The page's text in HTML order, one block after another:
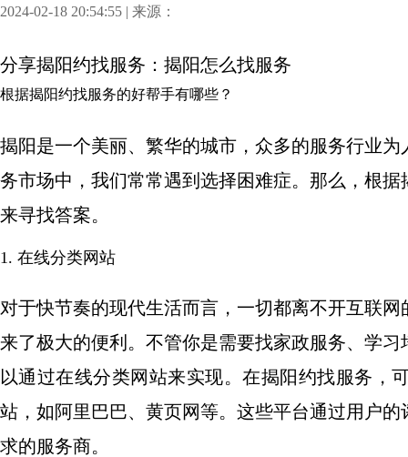
2024-02-18 20:54:55 | 来源：
分享揭阳约找服务：揭阳怎么找服务
根据揭阳约找服务的好帮手有哪些？
揭阳是一个美丽、繁华的城市，众多的服务行业
务市场中，我们常常遇到选择困难症。那么，根
来寻找答案。
1. 在线分类网站
对于快节奏的现代生活而言，一切都离不开互联
来了极大的便利。不管你是需要找家政服务、学
以通过在线分类网站来实现。在揭阳约找服务，
站，如阿里巴巴、黄页网等。这些平台通过用户
求的服务商。